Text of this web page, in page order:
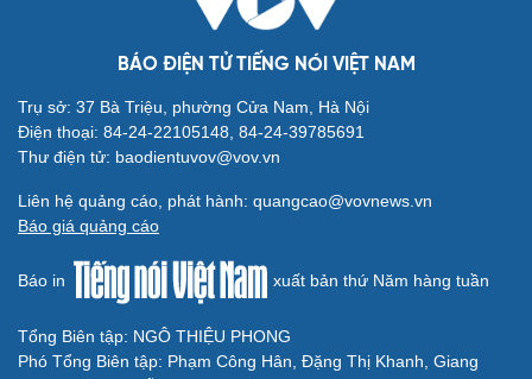
BÁO ĐIỆN TỬ TIẾNG NÓI VIỆT NAM
Trụ sở: 37 Bà Triệu, phường Cửa Nam, Hà Nội
Điện thoại: 84-24-22105148, 84-24-39785691
Thư điện tử: baodientuvov@vov.vn
Liên hệ quảng cáo, phát hành: quangcao@vovnews.vn
Báo giá quảng cáo
Báo in xuất bản thứ Năm hàng tuần
Tổng Biên tập: NGÔ THIỆU PHONG
Phó Tổng Biên tập: Phạm Công Hân, Đặng Thị Khanh, Giang